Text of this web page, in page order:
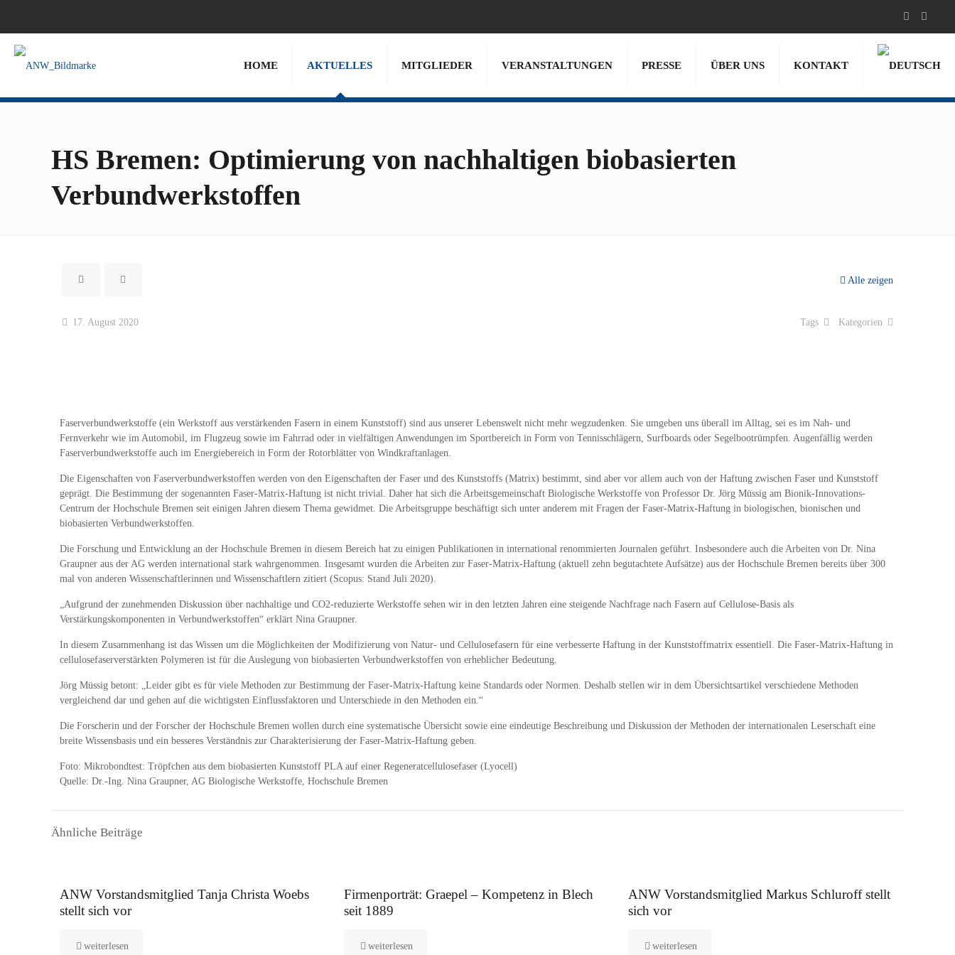
HOME AKTUELLES MITGLIEDER VERANSTALTUNGEN PRESSE ÜBER UNS KONTAKT
HS Bremen: Optimierung von nachhaltigen biobasierten
Verbundwerkstoffen
Alle zeigen
17. August 2020 Kategorien
Tags
Faserverbundwerkstoffe (ein Werkstoff aus verstärkenden Fasern in einem Kunststoff) sind aus unserer Lebenswelt nicht mehr wegzudenken. Sie umgeben uns überall im Alltag, sei es im Nah- und
Fernverkehr wie im Automobil, im Flugzeug sowie im Fahrrad oder in vielfältigen Anwendungen im Sportbereich in Form von Tennisschlägern, Surfboards oder Segelbootrümpfen. Augenfällig werden
Faserverbundwerkstoffe auch im Energiebereich in Form der Rotorblätter von Windkraftanlagen.
Die Eigenschaften von Faserverbundwerkstoffen werden von den Eigenschaften der Faser und des Kunststoffs (Matrix) bestimmt, sind aber vor allem auch von der Haftung zwischen Faser und Kunststoff
geprägt. Die Bestimmung der sogenannten Faser-Matrix-Haftung ist nicht trivial. Daher hat sich die Arbeitsgemeinschaft Biologische Werkstoffe von Professor Dr. Jörg Müssig am Bionik-Innovations-
Centrum der Hochschule Bremen seit einigen Jahren diesem Thema gewidmet. Die Arbeitsgruppe beschäftigt sich unter anderem mit Fragen der Faser-Matrix-Haftung in biologischen, bionischen und
biobasierten Verbundwerkstoffen.
Die Forschung und Entwicklung an der Hochschule Bremen in diesem Bereich hat zu einigen Publikationen in international renommierten Journalen geführt. Insbesondere auch die Arbeiten von Dr. Nina
Graupner aus der AG werden international stark wahrgenommen. Insgesamt wurden die Arbeiten zur Faser-Matrix-Haftung (aktuell zehn begutachtete Aufsätze) aus der Hochschule Bremen bereits über 300
mal von anderen Wissenschaftlerinnen und Wissenschaftlern zitiert (Scopus: Stand Juli 2020).
„Aufgrund der zunehmenden Diskussion über nachhaltige und CO2-reduzierte Werkstoffe sehen wir in den letzten Jahren eine steigende Nachfrage nach Fasern auf Cellulose-Basis als
Verstärkungskomponenten in Verbundwerkstoffen“ erklärt Nina Graupner.
In diesem Zusammenhang ist das Wissen um die Möglichkeiten der Modifizierung von Natur- und Cellulosefasern für eine verbesserte Haftung in der Kunststoffmatrix essentiell. Die Faser-Matrix-Haftung in
cellulosefaserverstärkten Polymeren ist für die Auslegung von biobasierten Verbundwerkstoffen von erheblicher Bedeutung.
Jörg Müssig betont: „Leider gibt es für viele Methoden zur Bestimmung der Faser-Matrix-Haftung keine Standards oder Normen. Deshalb stellen wir in dem Übersichtsartikel verschiedene Methoden
vergleichend dar und gehen auf die wichtigsten Einflussfaktoren und Unterschiede in den Methoden ein.“
Die Forscherin und der Forscher der Hochschule Bremen wollen durch eine systematische Übersicht sowie eine eindeutige Beschreibung und Diskussion der Methoden der internationalen Leserschaft eine
breite Wissensbasis und ein besseres Verständnis zur Charakterisierung der Faser-Matrix-Haftung geben.
Foto: Mikrobondtest: Tröpfchen aus dem biobasierten Kunststoff PLA auf einer Regeneratcellulosefaser (Lyocell)
Quelle: Dr.-Ing. Nina Graupner, AG Biologische Werkstoffe, Hochschule Bremen
Ähnliche Beiträge
ANW Vorstandsmitglied Tanja Christa Woebs
stellt sich vor
weiterlesen
Firmenporträt: Graepel – Kompetenz in Blech
seit 1889
weiterlesen
ANW Vorstandsmitglied Markus Schluroff stellt
sich vor
weiterlesen